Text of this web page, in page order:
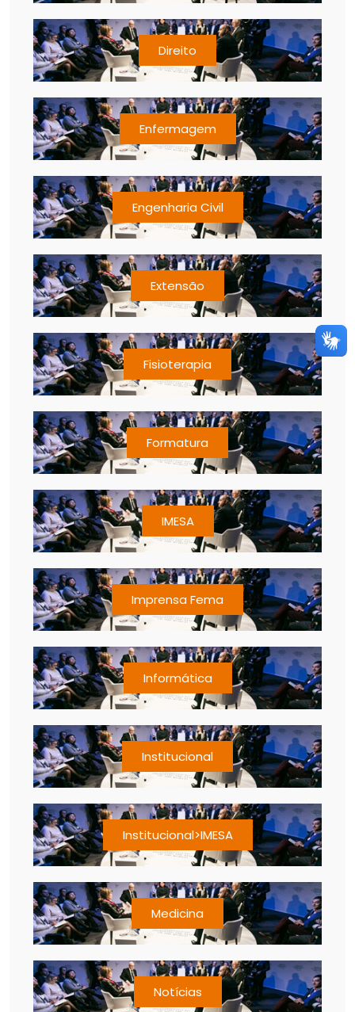
Direito
Enfermagem
Engenharia Civil
Extensão
Fisioterapia
Formatura
IMESA
Imprensa Fema
Informática
Institucional
Institucional>IMESA
Medicina
Notícias